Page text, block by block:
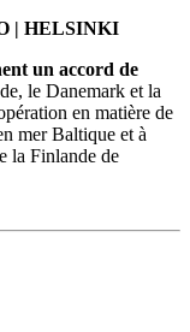
| HELSINKI
un accord de
le Danemark et la
en matière de
mer Baltique et à
la Finlande de